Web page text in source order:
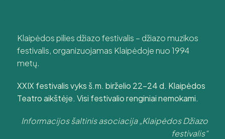
Klaipėdos pilies džiazo festivalis – džiazo muzikos
festivalis, organizuojamas Klaipėdoje nuo 1994
metų.
XXIX festivalis vyks š.m. birželio 22-24 d. Klaipėdos
Teatro aikštėje. Visi festivalio renginiai nemokami.
Informacijos šaltinis asociacija „Klaipėdos Džiazo
festivalis“